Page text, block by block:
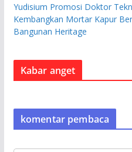
Yudisium Promosi Doktor
Kembangkan Mortar Kapur
Bangunan Heritage
Kabar anget
komentar pembaca